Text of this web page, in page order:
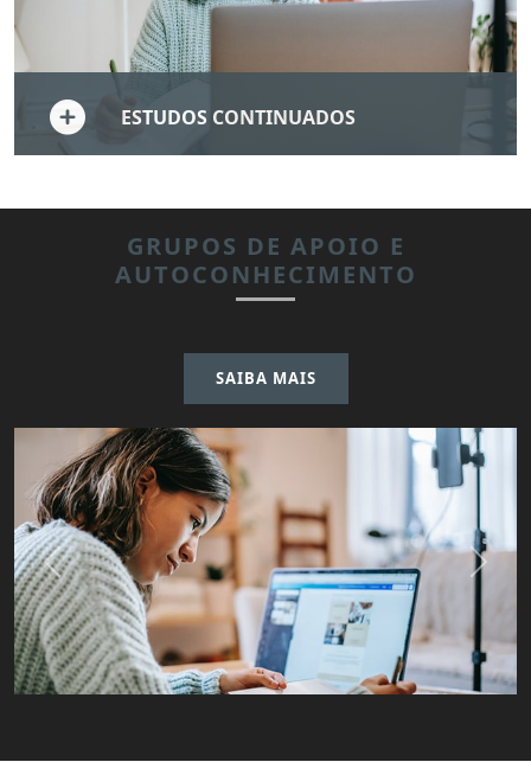
ESTUDOS CONTINUADOS
SAIBA MAIS
GRUPOS DE APOIO E
AUTOCONHECIMENTO
SAIBA MAIS
Previous Next